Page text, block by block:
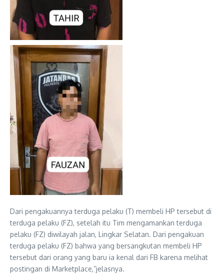
Dari pengakuannya terduga pelaku (T) membeli HP tersebut di
terduga pelaku (FZ), setelah itu Tim mengamankan terduga
pelaku (FZ) diwilayah jalan, Lingkar Selatan. Dari pengakuan
terduga pelaku (FZ) bahwa yang bersangkutan membeli HP
tersebut dari orang yang baru ia kenal dari FB karena melihat
postingan di Marketplace,”jelasnya.